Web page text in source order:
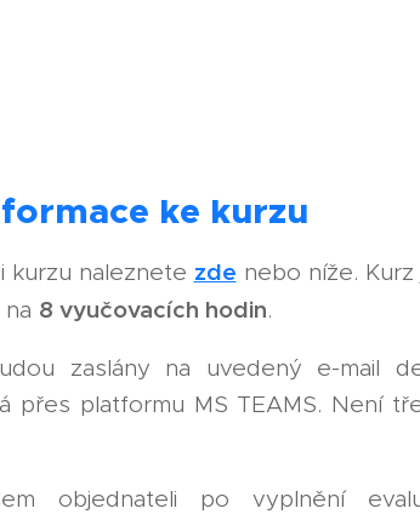
ke kurzu
kurzu naleznete zde nebo níže.
na 8 vyučovacích hodin.
zaslány na uvedený e-mail
přes platformu MS TEAMS. Není
objednateli po vyplnění